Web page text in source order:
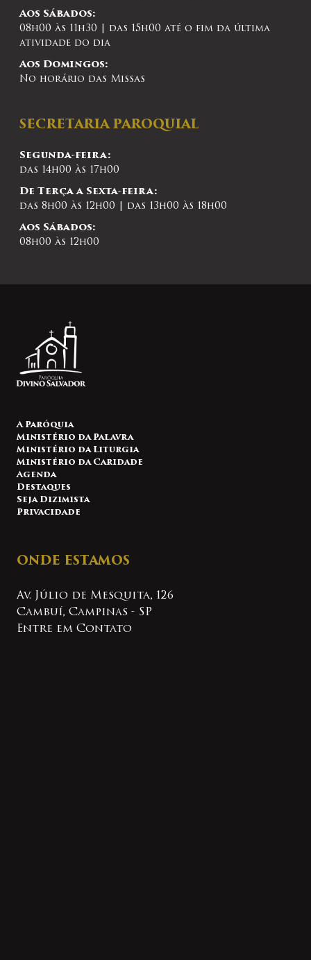
Aos Sábados:
08h00 às 11h30 | das 15h00 até o fim da última
atividade do dia
Aos Domingos:
No horário das Missas
SECRETARIA PAROQUIAL
Segunda-feira:
das 14h00 às 17h00
De Terça a Sexta-feira:
das 8h00 às 12h00 | das 13h00 às 18h00
Aos Sábados:
08h00 às 12h00
A Paróquia
Ministério da Palavra
Ministério da Liturgia
Ministério da Caridade
Agenda
Destaques
Seja Dizimista
Privacidade
ONDE ESTAMOS
Av. Júlio de Mesquita, 126
Cambuí, Campinas - SP
Entre em Contato